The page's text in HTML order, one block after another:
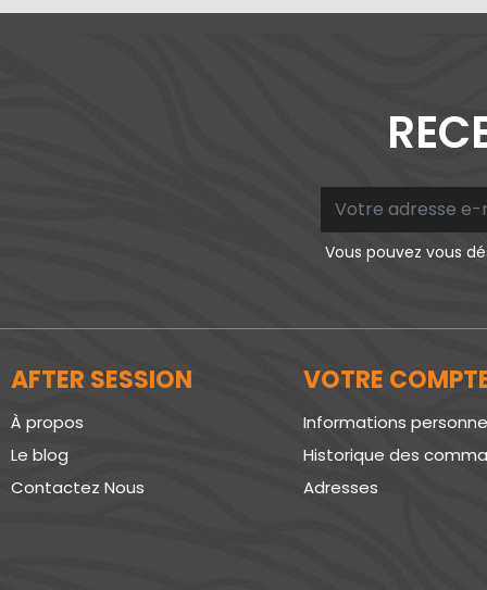
Vous pouvez vous
AFTER SESSION
À propos
Le blog
Contactez Nous
VOTRE
Informations
Historique des
Adresses